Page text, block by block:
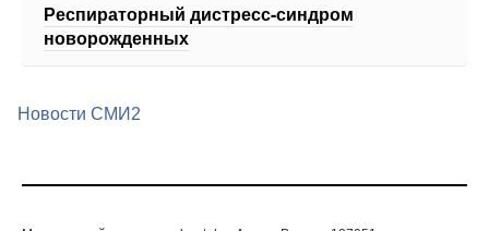
Респираторный дистресс-синдром
новорожденных
Новости СМИ2